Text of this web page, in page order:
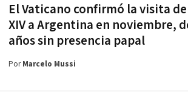
El Vaticano confirmó la visita
XIV a Argentina en noviembre,
años sin presencia papal
PorMarcelo Mussi